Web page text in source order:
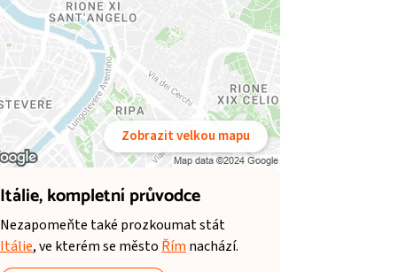
Zobrazit velkou mapu
Itálie,kompletní průvodce
Nezapomeňte také prozkoumat stát
Itálie, ve kterém se město Řím nachází.